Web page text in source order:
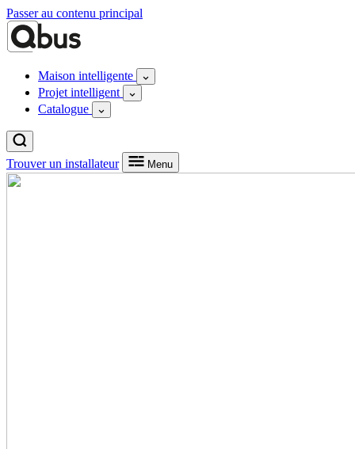
Passer au contenu principal
Maison intelligente
Projet intelligent
Catalogue
Trouver un installateur Menu